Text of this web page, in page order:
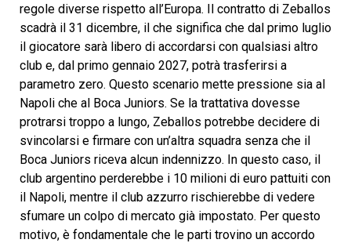
regole diverse rispetto all’Europa. Il contratto di Zeballos
scadrà il 31 dicembre, il che significa che dal primo luglio
il giocatore sarà libero di accordarsi con qualsiasi altro
club e, dal primo gennaio 2027, potrà trasferirsi a
parametro zero. Questo scenario mette pressione sia al
Napoli che al Boca Juniors. Se la trattativa dovesse
protrarsi troppo a lungo, Zeballos potrebbe decidere di
svincolarsi e firmare con un’altra squadra senza che il
Boca Juniors riceva alcun indennizzo. In questo caso, il
club argentino perderebbe i 10 milioni di euro pattuiti con
il Napoli, mentre il club azzurro rischierebbe di vedere
sfumare un colpo di mercato già impostato. Per questo
motivo, è fondamentale che le parti trovino un accordo